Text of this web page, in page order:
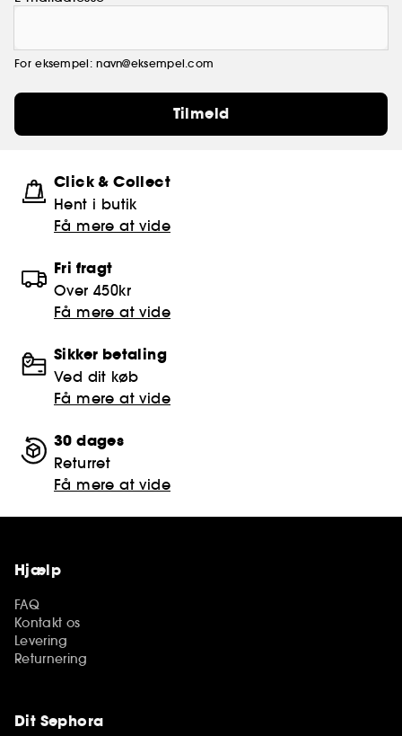
For eksempel: navn@eksempel.com
Tilmeld
Click & Collect
Hent i butik
Få mere at vide
Fri fragt
Over 450kr
Få mere at vide
Sikker betaling
Ved dit køb
Få mere at vide
30 dages
Returret
Få mere at vide
Hjælp
FAQ
Kontakt os
Levering
Returnering
Dit Sephora